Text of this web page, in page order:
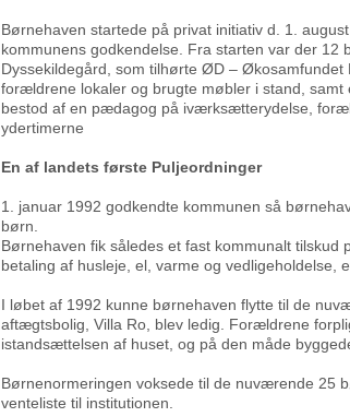
Børnehaven startede på privat initiativ d. 1.
kommunens godkendelse. Fra starten var der 12
Dyssekildegård, som tilhørte ØD – Økosamfundet
forældrene lokaler og brugte møbler i stand, samt
bestod af en pædagog på iværksætterydelse,
ydertimerne
En af landets første Puljeordninger
1. januar 1992 godkendte kommunen så
børn.
Børnehaven fik således et fast kommunalt tilskud
betaling af husleje, el, varme og vedligeholdelse,
I løbet af 1992 kunne børnehaven flytte til de
aftægtsbolig, Villa Ro, blev ledig. Forældrene
istandsættelsen af huset, og på den måde
Børnenormeringen voksede til de nuværende 25
venteliste til institutionen.